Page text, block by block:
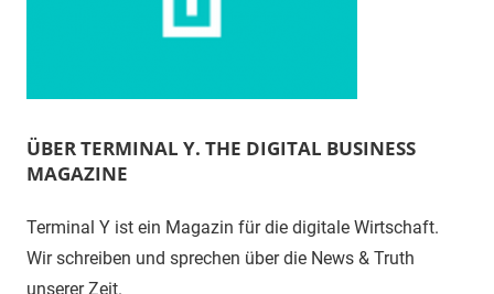
ÜBER TERMINAL Y. THE DIGITAL BUSINESS
MAGAZINE
Terminal Y ist ein Magazin für die digitale Wirtschaft.
Wir schreiben und sprechen über die News & Truth
unserer Zeit.